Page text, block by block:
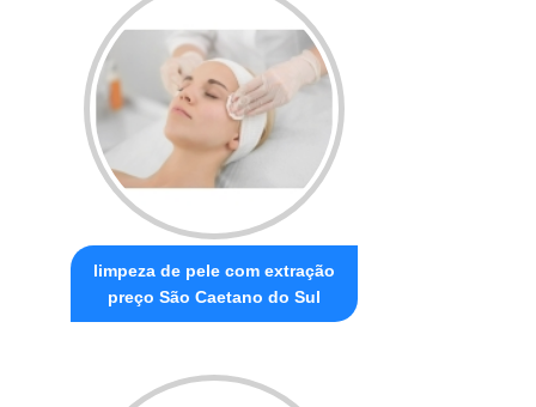
limpeza de pele com extração
preço São Caetano do Sul